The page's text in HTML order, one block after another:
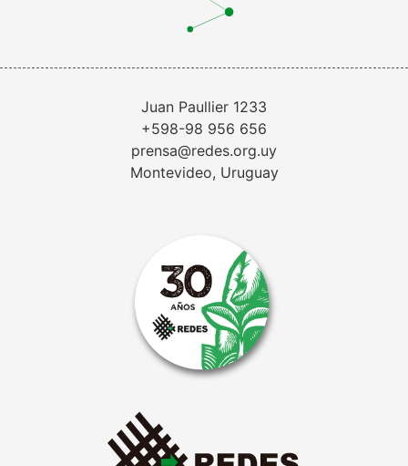
Juan Paullier 1233
+598-98 956 656
prensa@redes.org.uy
Montevideo, Uruguay